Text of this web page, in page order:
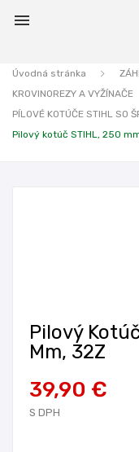

Úvodná stránka
KROVINOREZY A VYŽÍNAČE
PÍLOVÉ KOTÚČE STIHL SO
Pilový kotúč STIHL, 250
Pilový
Mm, 32Z
39,90 €
S DPH